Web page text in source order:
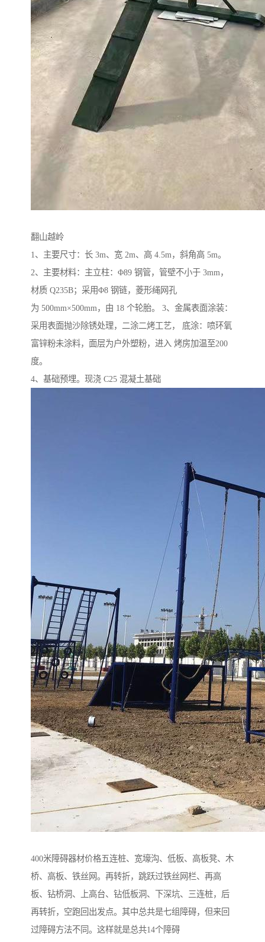
翻山越岭
1、主要尺寸：长 3m、宽 2m、高 4.5m，斜角高 5m。
2、主要材料：主立柱：Φ89 钢管，管壁不小于 3mm，
材质 Q235B；采用Φ8 钢链，菱形绳网孔
为 500mm×500mm，由 18 个轮胎。 3、金属表面涂装：
采用表面抛沙除锈处理，二涂二烤工艺， 底涂：喷环氧
富锌粉未涂料，面层为户外塑粉，进入 烤房加温至200
度。
4、基础预埋。现浇 C25 混凝土基础
400米障碍器材价格五连桩、宽壕沟、低板、高板凳、木
桥、高板、铁丝网。再转折，跳跃过铁丝网栏、再高
板、钻桥洞、上高台、钻低板洞、下深坑、三连桩，后
再转折，空跑回出发点。其中总共是七组障碍，但来回
过障碍方法不同。这样就是总共14个障碍